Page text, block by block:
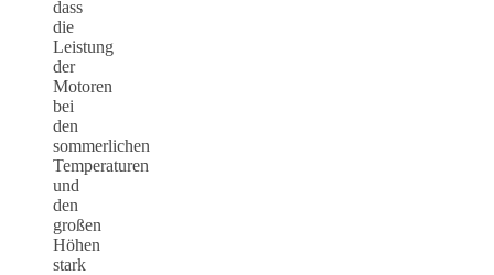
dass
die
Leistung
der
Motoren
bei
den
sommerlichen
Temperaturen
und
den
großen
Höhen
stark